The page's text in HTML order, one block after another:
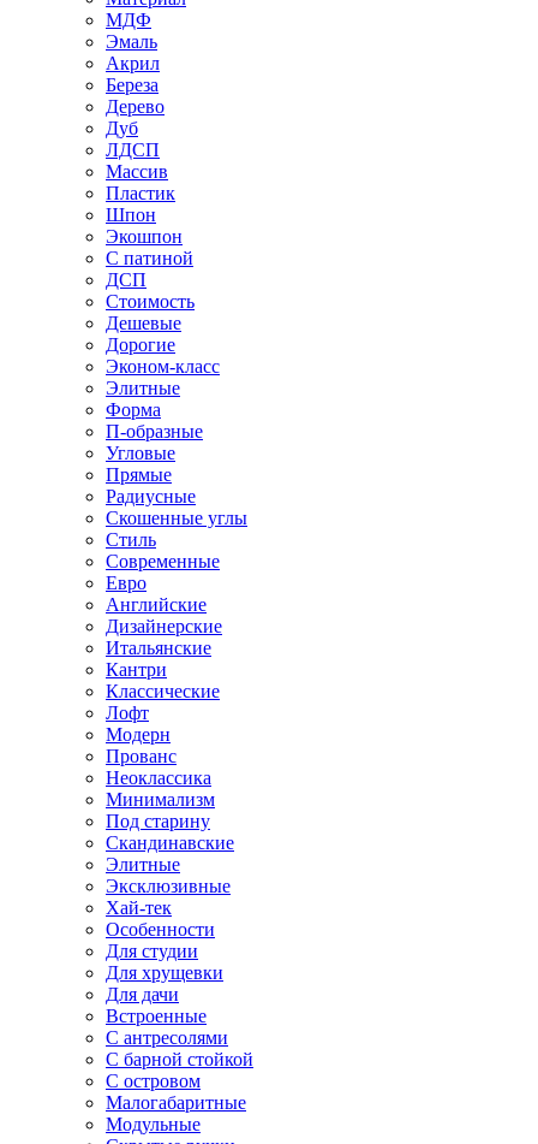
МДФ
Эмаль
Акрил
Береза
Дерево
Дуб
ЛДСП
Массив
Пластик
Шпон
Экошпон
С патиной
ДСП
Стоимость
Дешевые
Дорогие
Эконом-класс
Элитные
Форма
П-образные
Угловые
Прямые
Радиусные
Скошенные углы
Стиль
Современные
Евро
Английские
Дизайнерские
Итальянские
Кантри
Классические
Лофт
Модерн
Прованс
Неоклассика
Минимализм
Под старину
Скандинавские
Элитные
Эксклюзивные
Хай-тек
Особенности
Для студии
Для хрущевки
Для дачи
Встроенные
С антресолями
С барной стойкой
С островом
Малогабаритные
Модульные